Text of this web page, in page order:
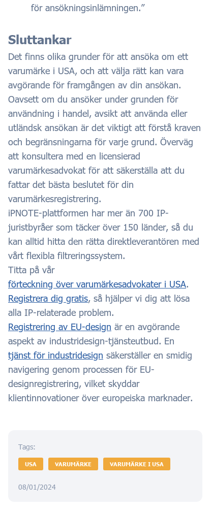
för ansökningsinlämningen.”
Sluttankar
Det finns olika grunder för att ansöka om ett
varumärke i USA, och att välja rätt kan vara
avgörande för framgången av din ansökan.
Oavsett om du ansöker under grunden för
användning i handel, avsikt att använda eller
utländsk ansökan är det viktigt att förstå kraven
och begränsningarna för varje grund. Överväg
att konsultera med en licensierad
varumärkesadvokat för att säkerställa att du
fattar det bästa beslutet för din
varumärkesregistrering.
iPNOTE-plattformen har mer än 700 IP-
juristbyråer som täcker över 150 länder, så du
kan alltid hitta den rätta direktleverantören med
vårt flexibla filtreringssystem.
Titta på vår
förteckning över varumärkesadvokater i USA.
Registrera dig gratis, så hjälper vi dig att lösa
alla IP-relaterade problem.
Registrering av EU-design är en avgörande
aspekt av industridesign-tjänsteutbud. En
tjänst för industridesign säkerställer en smidig
navigering genom processen för EU-
designregistrering, vilket skyddar
klientinnovationer över europeiska marknader.
Tags:
USA VARUMÄRKE VARUMÄRKE I USA
08/01/2024